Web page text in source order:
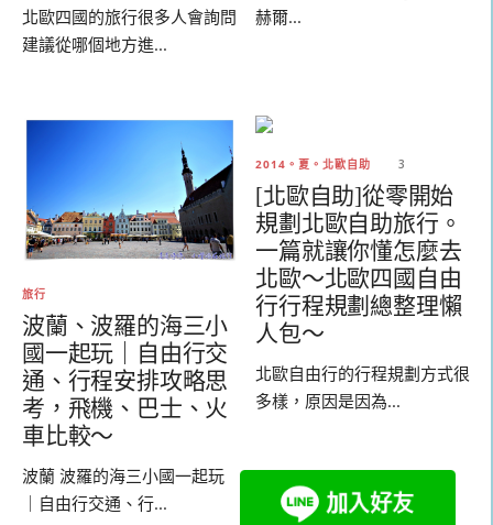
北歐四國的旅行很多人會詢問
建議從哪個地方進...
赫爾...
旅行
波蘭、波羅的海三小
國一起玩｜自由行交
通、行程安排攻略思
考，飛機、巴士、火
車比較～
波蘭 波羅的海三小國一起玩
｜自由行交通、行...
2014。夏。北歐自助 3
[北歐自助]從零開始
規劃北歐自助旅行。
一篇就讓你懂怎麼去
北歐～北歐四國自由
行行程規劃總整理懶
人包～
北歐自由行的行程規劃方式很
多樣，原因是因為...